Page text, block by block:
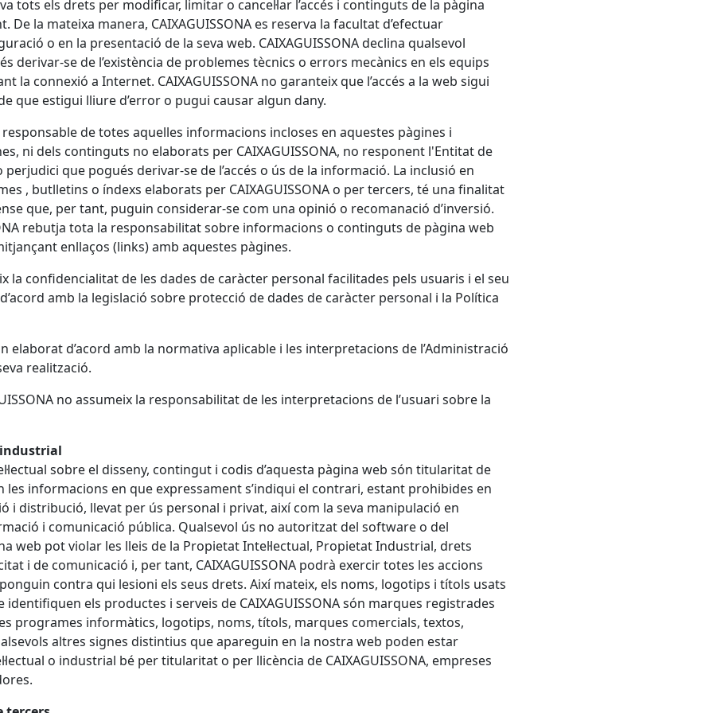
tots els drets per modificar, limitar o cancel·lar l’accés i continguts de la pàgina
De la mateixa manera, CAIXAGUISSONAes reserva la facultat d’efectuar
o en la presentació de la seva web. CAIXAGUISSONAdeclina qualsevol
derivar-se de l’existència de problemes tècnics o errors mecànics en els equips
la connexió a Internet. CAIXAGUISSONAno garanteix que l’accés a la web sigui
que estigui lliure d’error o pugui causar algun dany.
de totes aquelles informacions incloses en aquestes pàgines i
ni dels continguts no elaborats per CAIXAGUISSONA, no responent l'Entitat de
que pogués derivar-se de l’accés o ús de la informació. La inclusió en
, butlletins o índexs elaborats per CAIXAGUISSONAo per tercers, té una finalitat
que, per tant, puguin considerar-se com una opinió o recomanació d’inversió.
rebutja tota la responsabilitat sobre informacions o continguts de pàgina web
enllaços (links) amb aquestes pàgines.
la confidencialitat de les dades de caràcter personal facilitades pels usuaris i el seu
amb la legislació sobre protecció de dades de caràcter personal i la Política
elaborat d’acord amb la normativa aplicable i les interpretacions de l’Administració
realització.
no assumeix la responsabilitat de les interpretacions de l’usuari sobre la
sobre el disseny, contingut i codis d’aquesta pàgina web són titularitat de
les informacions en que expressament s’indiqui el contrari, estant prohibides en
i distribució, llevat per ús personal i privat, així com la seva manipulació en
i comunicació pública. Qualsevol ús no autoritzat del software o del
web pot violar les lleis de la Propietat Intel·lectual, Propietat Industrial, drets
i de comunicació i, per tant, CAIXAGUISSONApodrà exercir totes les accions
contra qui lesioni els seus drets. Així mateix, els noms, logotips i títols usats
identifiquen els productes i serveis de CAIXAGUISSONAsón marques registrades
programes informàtics, logotips, noms, títols, marques comercials, textos,
altres signes distintius que apareguin en la nostra web poden estar
o industrial bé per titularitat o per llicència de CAIXAGUISSONA, empreses